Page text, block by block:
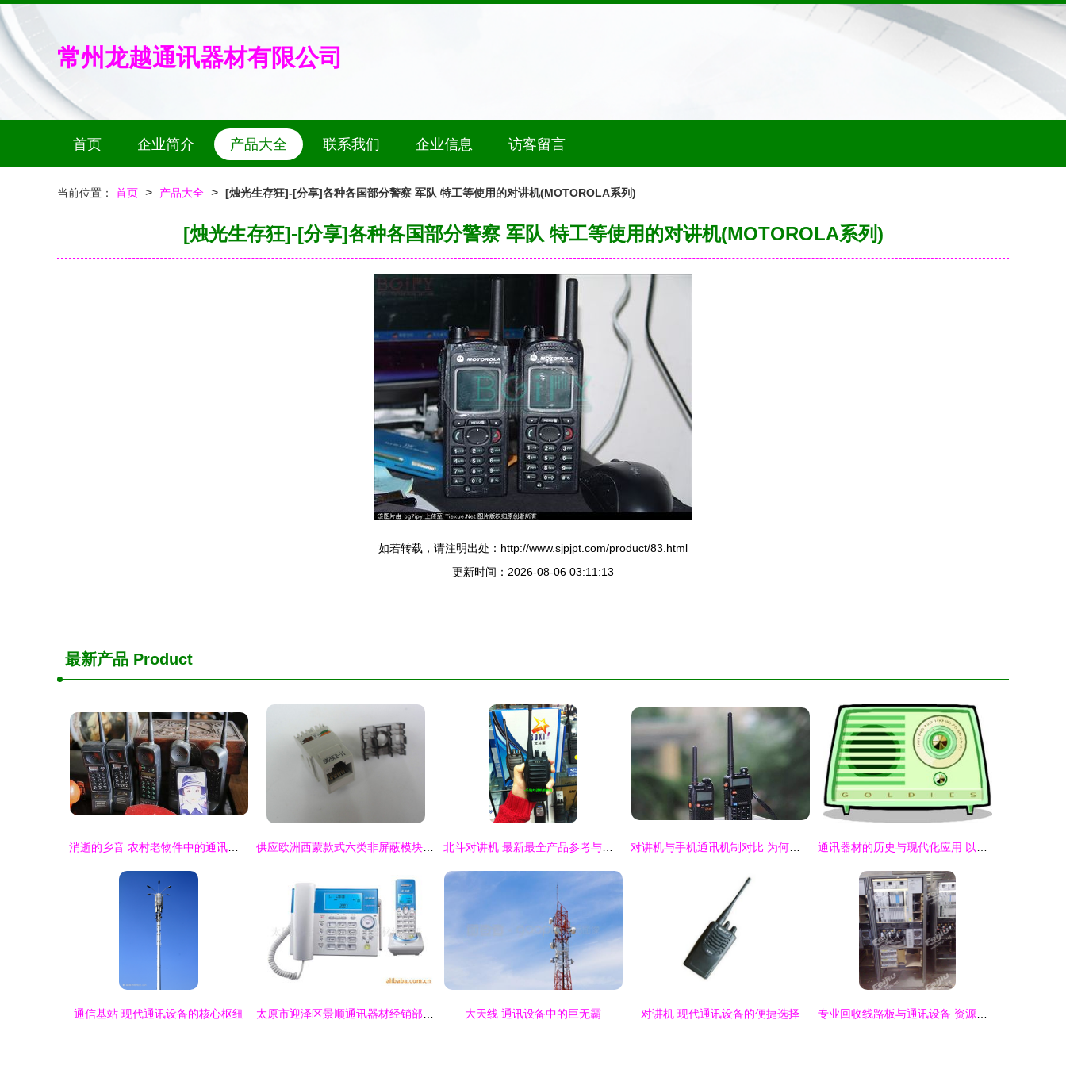
常州龙越通讯器材有限公司
首页 企业简介 产品大全 联系我们 企业信息 访客留言
当前位置： 首页 > 产品大全 > [烛光生存狂]-[分享]各种各国部分警察 军队 特工等使用的对讲机(MOTOROLA系列)
[烛光生存狂]-[分享]各种各国部分警察 军队 特工等使用的对讲机(MOTOROLA系列)
如若转载，请注明出处：http://www.sjpjpt.com/product/83.html
更新时间：2026-08-06 03:11:13
最新产品 Product
通信基站 现代通讯设备的核心枢纽 大天线 通讯设备中的巨无霸 对讲机 现代通讯设备的便捷选择